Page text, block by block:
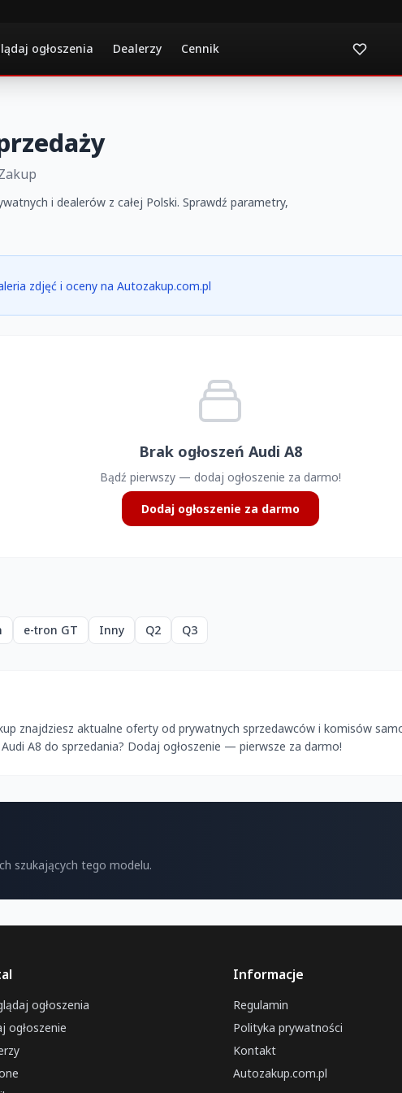
ogłoszenia Dealerzy Cennik
i dealerów z całej Polski. Sprawdź parametry,
zdjęć i oceny na Autozakup.com.pl
Brak ogłoszeń Audi A8
Bądź pierwszy — dodaj ogłoszenie za darmo!
Dodaj ogłoszenie za darmo
e-tron GT Inny Q2 Q3
znajdziesz aktualne oferty od prywatnych sprzedawców i komisów
A8 do sprzedania? Dodaj ogłoszenie — pierwsze za darmo!
szukających tego modelu.
ogłoszenia
ogłoszenie
Informacje
Regulamin
Polityka prywatności
Kontakt
Autozakup.com.pl